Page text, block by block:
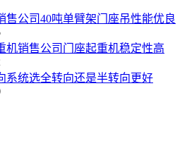
售公司40吨单臂架门座吊性能优良
机销售公司门座起重机稳定性高
系统选全转向还是半转向更好